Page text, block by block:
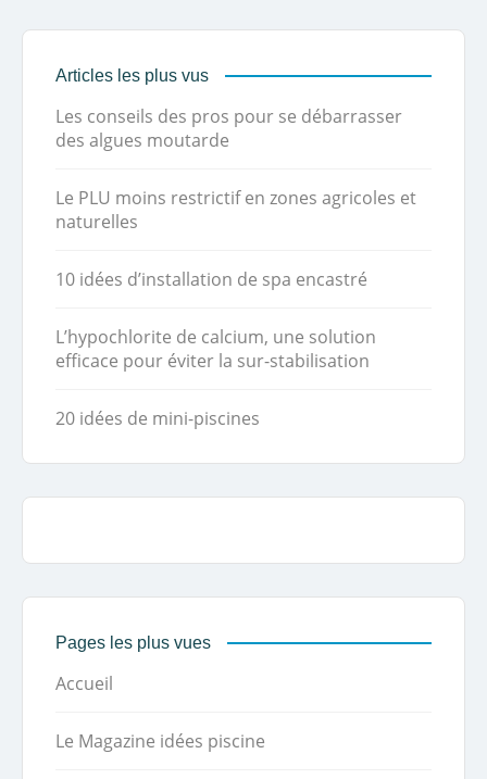
Articles les plus vus
Les conseils des pros pour se débarrasser
des algues moutarde
Le PLU moins restrictif en zones agricoles et
naturelles
10 idées d’installation de spa encastré
L’hypochlorite de calcium, une solution
efficace pour éviter la sur-stabilisation
20 idées de mini-piscines
Pages les plus vues
Accueil
Le Magazine idées piscine